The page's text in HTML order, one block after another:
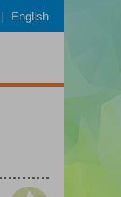
| English